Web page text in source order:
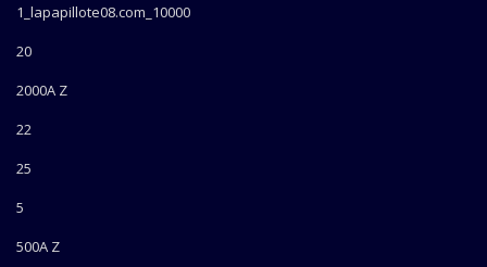
1_lapapillote08.com_10000
20
2000A Z
22
25
5
500A Z